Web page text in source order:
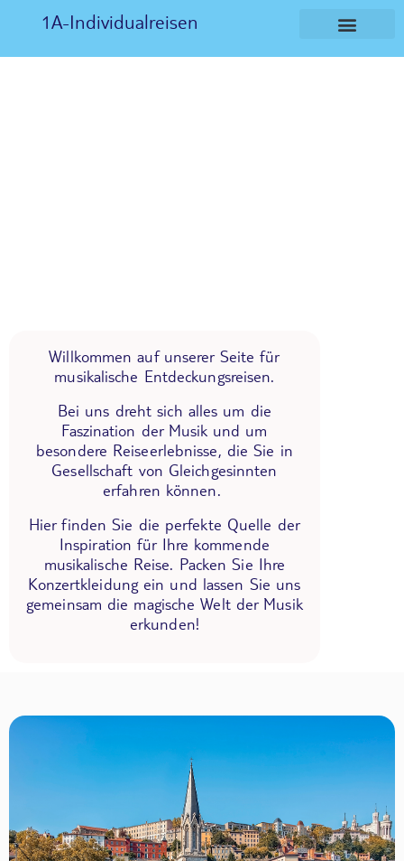
1A-Individualreisen
Willkommen auf unserer Seite für
musikalische Entdeckungsreisen.
Bei uns dreht sich alles um die
Faszination der Musik und um
besondere Reiseerlebnisse, die Sie in
Gesellschaft von Gleichgesinnten
erfahren können.
Hier finden Sie die perfekte Quelle der
Inspiration für Ihre kommende
musikalische Reise. Packen Sie Ihre
Konzertkleidung ein und lassen Sie uns
gemeinsam die magische Welt der Musik
erkunden!